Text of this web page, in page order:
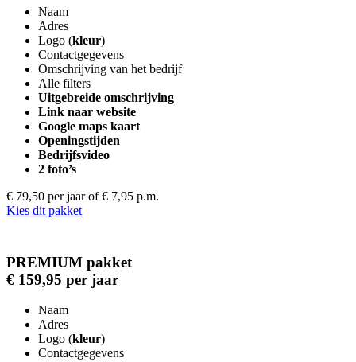
Naam
Adres
Logo (kleur)
Contactgegevens
Omschrijving van het bedrijf
Alle filters
Uitgebreide omschrijving
Link naar website
Google maps kaart
Openingstijden
Bedrijfsvideo
2 foto’s
€ 79,50 per jaar of € 7,95 p.m.
Kies dit pakket
PREMIUM pakket
€ 159,95 per jaar
Naam
Adres
Logo (kleur)
Contactgegevens